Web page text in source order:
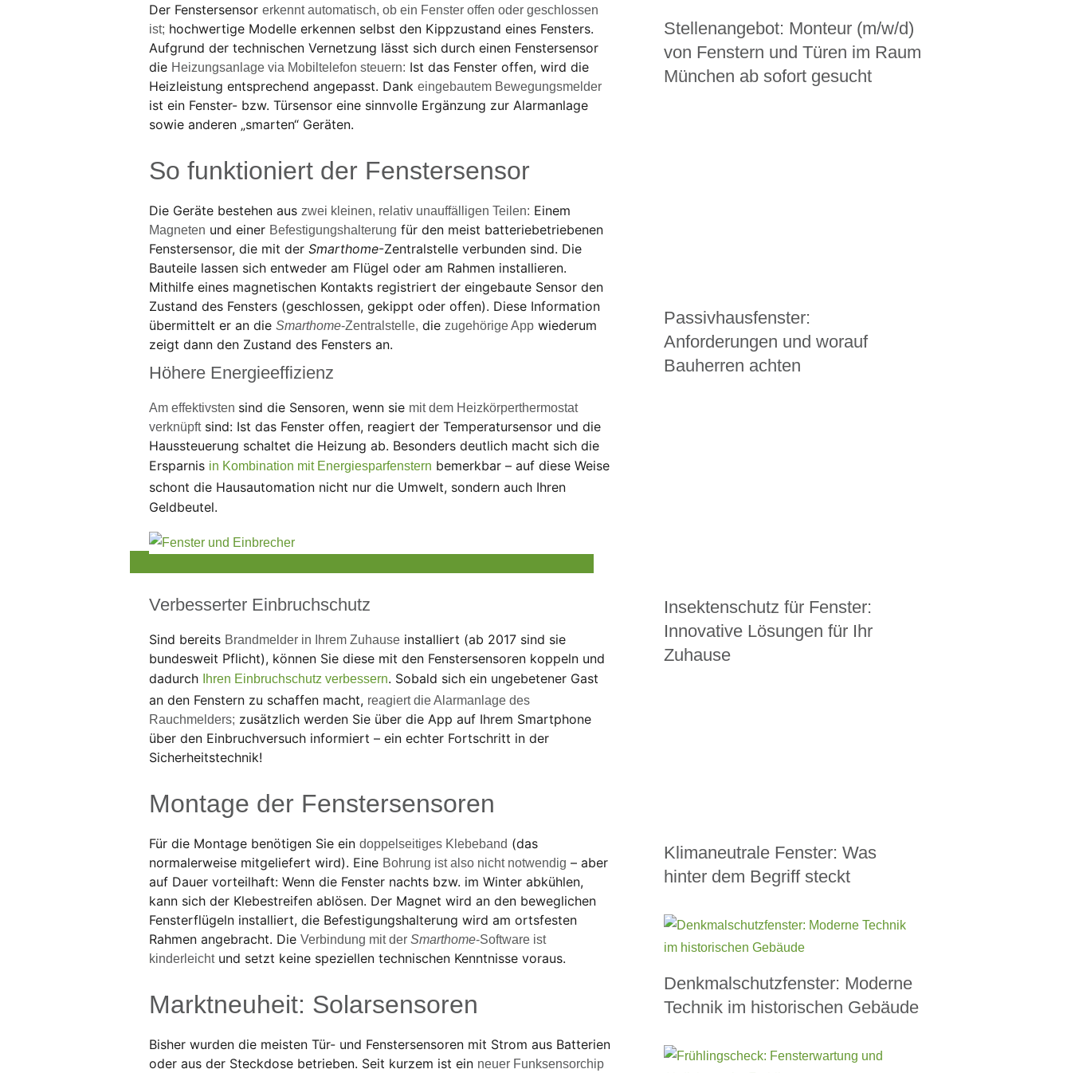
Der Fenstersensor erkennt automatisch, ob ein Fenster offen oder geschlossen
ist; hochwertige Modelle erkennen selbst den Kippzustand eines Fensters.
Aufgrund der technischen Vernetzung lässt sich durch einen Fenstersensor
die Heizungsanlage via Mobiltelefon steuern: Ist das Fenster offen, wird die
Heizleistung entsprechend angepasst. Dank eingebautem Bewegungsmelder
ist ein Fenster- bzw. Türsensor eine sinnvolle Ergänzung zur Alarmanlage
sowie anderen „smarten“ Geräten.
So funktioniert der Fenstersensor
Die Geräte bestehen aus zwei kleinen, relativ unauffälligen Teilen: Einem
Magneten und einer Befestigungshalterung für den meist batteriebetriebenen
Fenstersensor, die mit der Smarthome-Zentralstelle verbunden sind. Die
Bauteile lassen sich entweder am Flügel oder am Rahmen installieren.
Mithilfe eines magnetischen Kontakts registriert der eingebaute Sensor den
Zustand des Fensters (geschlossen, gekippt oder offen). Diese Information
übermittelt er an die Smarthome-Zentralstelle, die zugehörige App wiederum
zeigt dann den Zustand des Fensters an.
Höhere Energieeffizienz
Am effektivsten sind die Sensoren, wenn sie mit dem Heizkörperthermostat
verknüpftsind: Ist das Fenster offen, reagiert der Temperatursensor und die
Haussteuerung schaltet die Heizung ab. Besonders deutlich macht sich die
Ersparnis in Kombination mit Energiesparfenstern bemerkbar – auf diese Weise
schont die Hausautomation nicht nur die Umwelt, sondern auch Ihren
Geldbeutel.
Verbesserter Einbruchschutz
Sind bereits Brandmelder in Ihrem Zuhause installiert (ab 2017 sind sie
bundesweit Pflicht), können Sie diese mit den Fenstersensoren koppeln und
dadurch
Ihren Einbruchschutz verbessern. Sobald sich ein ungebetener Gast
an den Fenstern zu schaffen macht, reagiert die Alarmanlage des
Rauchmelders; zusätzlich werden Sie über die App auf Ihrem Smartphone
über den Einbruchversuch informiert – ein echter Fortschritt in der
Sicherheitstechnik!
Montage der Fenstersensoren
Für die Montage benötigen Sie ein doppelseitiges Klebeband (das
normalerweise mitgeliefert wird). Eine Bohrung ist also nicht notwendig – aber
auf Dauer vorteilhaft: Wenn die Fenster nachts bzw. im Winter abkühlen,
kann sich der Klebestreifen ablösen. Der Magnet wird an den beweglichen
Fensterflügeln installiert, die Befestigungshalterung wird am ortsfesten
Rahmen angebracht. Die Verbindung mit der Smarthome-Software ist
kinderleichtund setzt keine speziellen technischen Kenntnisse voraus.
Marktneuheit: Solarsensoren
Bisher wurden die meisten Tür- und Fenstersensoren mit Strom aus Batterien
oder aus der Steckdose betrieben. Seit kurzem ist ein neuer Funksensorchip
Stellenangebot: Monteur (m/w/d)
von Fenstern und Türen im Raum
München ab sofort gesucht
Passivhausfenster:
Anforderungen und worauf
Bauherren achten
Insektenschutz für Fenster:
Innovative Lösungen für Ihr
Zuhause
Klimaneutrale Fenster: Was
hinter dem Begriff steckt
Denkmalschutzfenster: Moderne
Technik im historischen Gebäude